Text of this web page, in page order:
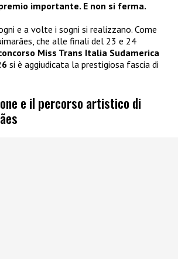
importante. E non si ferma.
e a volte i sogni si realizzano. Come
che alle finali del 23 e 24
Miss Trans Italia Sudamerica
si è aggiudicata la prestigiosa fascia di
e il percorso artistico di